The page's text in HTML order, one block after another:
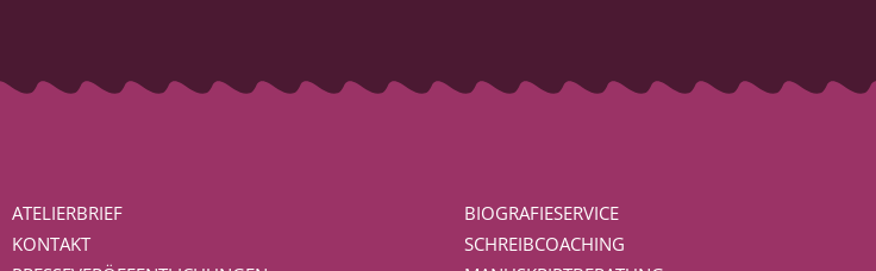
ATELIERBRIEF
KONTAKT
BIOGRAFIESERVICE
SCHREIBCOACHING